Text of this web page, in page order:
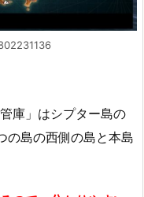
庫」はシプター島の
の島の西側の島と本島